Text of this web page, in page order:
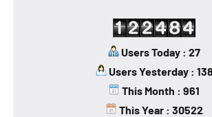
Users Today : 27
Users Yesterday : 138
This Month : 961
This Year : 30522